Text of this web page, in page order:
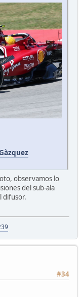
observamos lo
del sub-ala
difusor.
#34